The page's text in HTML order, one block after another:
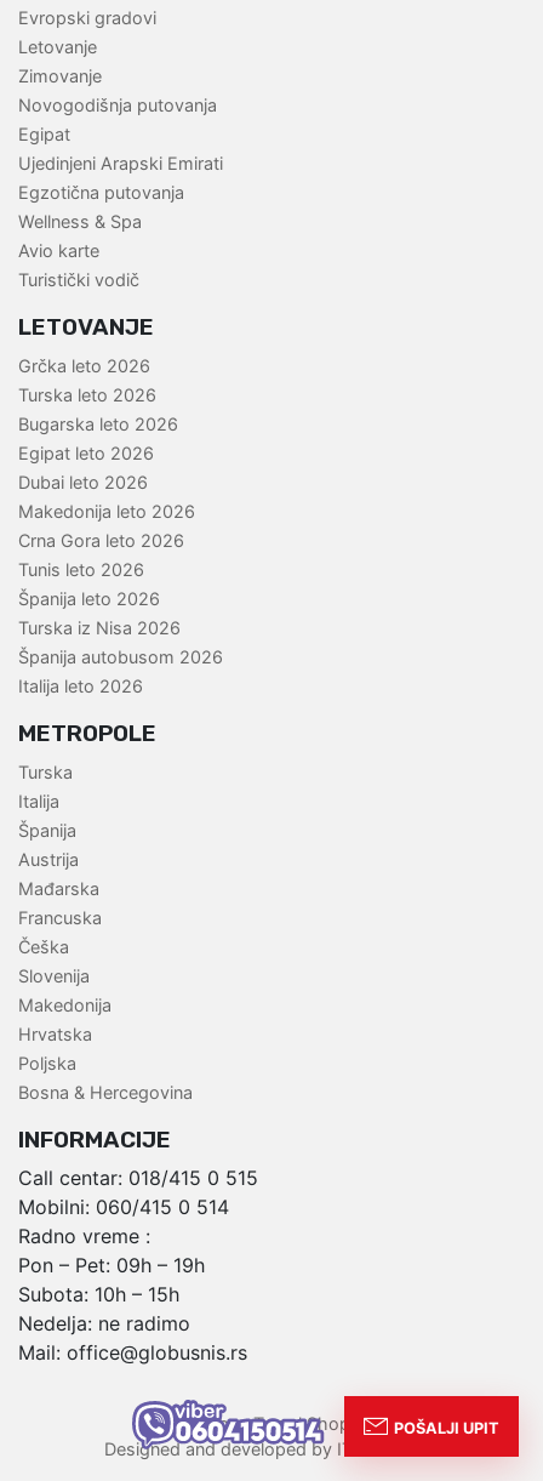
Evropski gradovi
Letovanje
Zimovanje
Novogodišnja putovanja
Egipat
Ujedinjeni Arapski Emirati
Egzotična putovanja
Wellness & Spa
Avio karte
Turistički vodič
LETOVANJE
Grčka leto 2026
Turska leto 2026
Bugarska leto 2026
Egipat leto 2026
Dubai leto 2026
Makedonija leto 2026
Crna Gora leto 2026
Tunis leto 2026
Španija leto 2026
Turska iz Nisa 2026
Španija autobusom 2026
Italija leto 2026
METROPOLE
Turska
Italija
Španija
Austrija
Mađarska
Francuska
Češka
Slovenija
Makedonija
Hrvatska
Poljska
Bosna & Hercegovina
INFORMACIJE
Call centar: 018/415 0 515
Mobilni: 060/415 0 514
Radno vreme :
Pon – Pet: 09h – 19h
Subota: 10h – 15h
Nedelja: ne radimo
Mail: office@globusnis.rs
Globus Travel Shop
Designed and developed by ITC Solutions